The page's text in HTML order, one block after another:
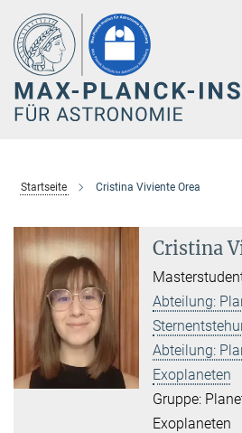
Hauptinhalt
Startseite Cristina Viviente Orea
Cristina
Abteilung:
Abteilung:
Exoplaneten
Gruppe:
Exoplaneten